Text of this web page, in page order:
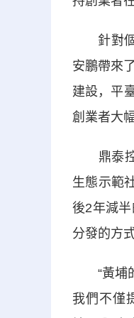
針對個
安鵬帶來
建設，平
創業者大
鼎泰控
生態示範
後2年減
分發的方
“黃埔的
我們不僅